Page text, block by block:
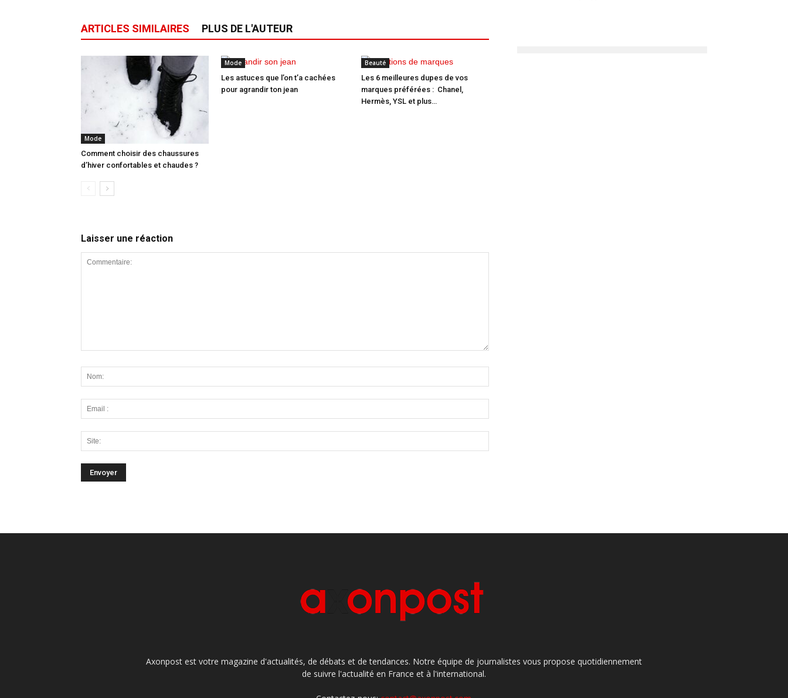
ARTICLES SIMILAIRES PLUS DE L'AUTEUR
Mode
Comment choisir des chaussures
d’hiver confortables et chaudes ?
Mode
Les astuces que l’on t’a cachées
pour agrandir ton jean
Beauté
Les 6 meilleures dupes de vos
marques préférées : Chanel,
Hermès, YSL et plus…
Laisser une réaction
Axonpost est votre magazine d'actualités, de débats et de tendances. Notre équipe de journalistes vous propose quotidiennement
de suivre l'actualité en France et à l'international.